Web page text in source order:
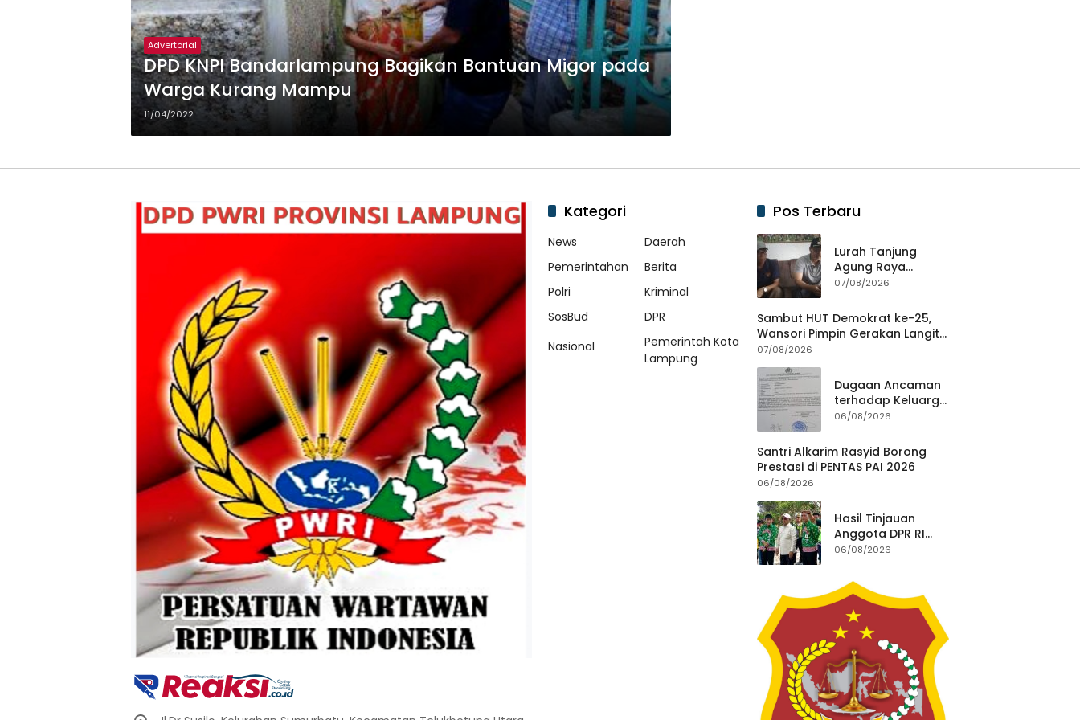
Advertorial
DPD KNPI Bandarlampung Bagikan Bantuan Migor pada
Warga Kurang Mampu
11/04/2022
Kategori
News
Daerah
Pemerintahan
Berita
Polri
Kriminal
SosBud
DPR
Nasional
Pemerintah Kota
Lampung
Pos Terbaru
Lurah Tanjung
Agung Raya
Berikan Klarifikasi
Pengancaman
Antar Warga Yang
Berujung Laporan
07/08/2026
Sambut HUT Demokrat ke-25,
Wansori Pimpin Gerakan Langit
Biru Indonesia Asri di Lampung
Utara.
07/08/2026
Dugaan Ancaman
terhadap Keluarga
Pengurus PWI
Legislator dan
Jurnalis
06/08/2026
Santri Alkarim Rasyid Borong
Prestasi di PENTAS PAI 2026
06/08/2026
Hasil Tinjauan
Anggota DPR RI
Komisi V Bantah Isu
Pengaman Pantai
Mandiri Sejati
Dipastikan Sesuai
Spesifikasi
06/08/2026